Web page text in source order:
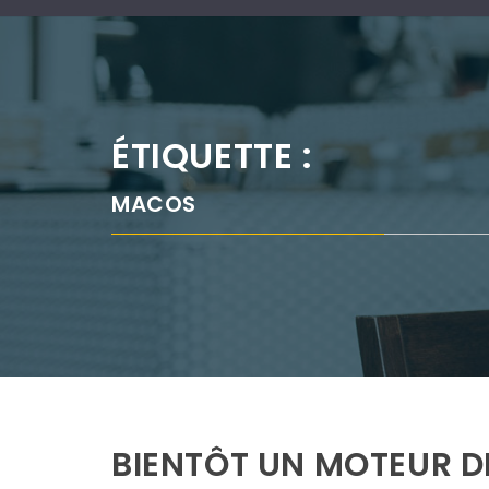
ÉTIQUETTE :
MACOS
BIENTÔT UN MOTEUR